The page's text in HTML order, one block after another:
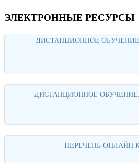
ЭЛЕКТРОННЫЕ РЕСУРСЫ
ДИСТАНЦИОННОЕ
ДИСТАНЦИОННОЕ
ПЕРЕЧЕНЬ ОНЛАЙН